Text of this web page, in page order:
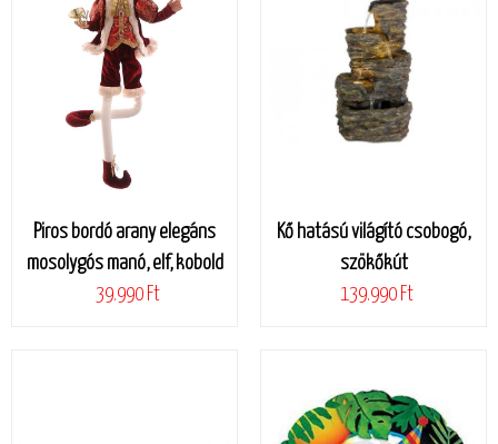
Piros bordó arany elegáns
mosolygós manó, elf, kobold
39.990 Ft
Kő hatású világító csobogó,
szökőkút
139.990 Ft